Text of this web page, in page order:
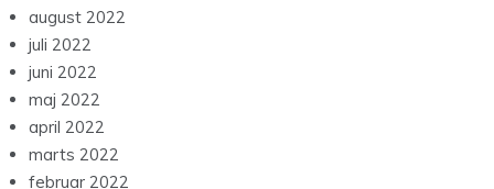
august 2022
juli 2022
juni 2022
maj 2022
april 2022
marts 2022
februar 2022